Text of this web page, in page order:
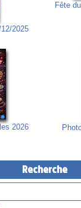
2025
Fête
2026
Recherche